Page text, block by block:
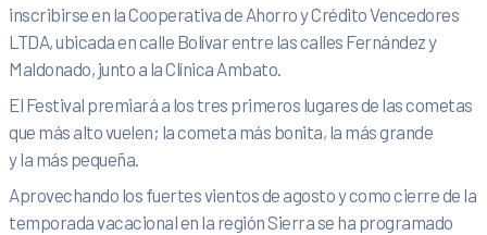
inscribirse en la Cooperativa de Ahorro y Crédito Vencedores
LTDA, ubicada en calle Bolívar entre las calles Fernández y
Maldonado, junto a la Clínica Ambato.
El Festival premiará a los tres primeros lugares de las cometas
que más alto vuelen; la cometa más bonita, la más grande
y la más pequeña.
Aprovechando los fuertes vientos de agosto y como cierre de la
temporada vacacional en la región Sierra se ha programado